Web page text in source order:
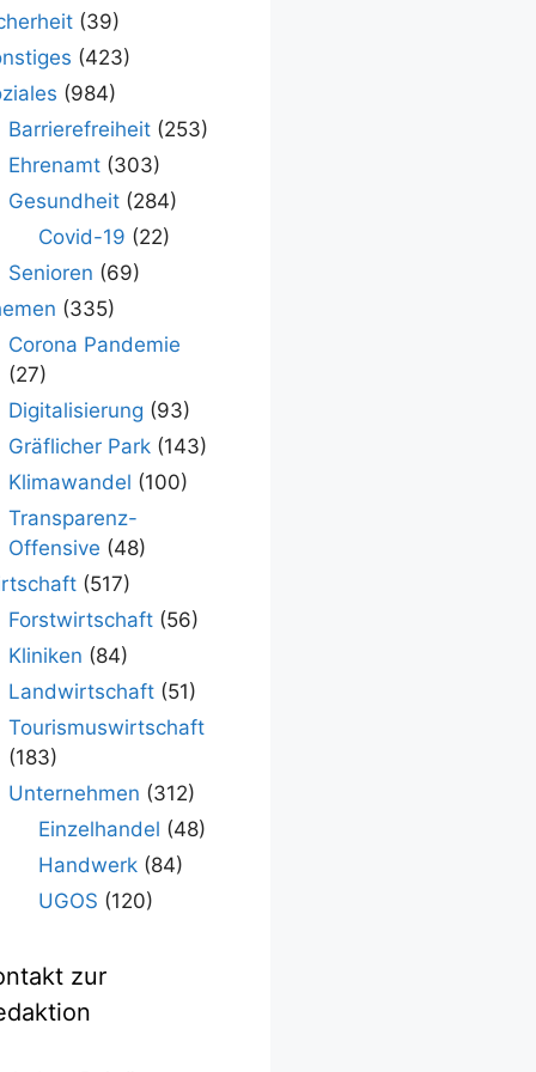
(39)
(423)
(984)
Barrierefreiheit(253)
Ehrenamt(303)
Gesundheit(284)
Covid-19 (22)
Senioren (69)
(335)
Corona Pandemie
(27)
Digitalisierung (93)
Gräflicher Park(143)
Klimawandel (100)
Transparenz-
Offensive (48)
(517)
Forstwirtschaft(56)
Kliniken (84)
Landwirtschaft(51)
Tourismuswirtschaft
(183)
Unternehmen (312)
Einzelhandel (48)
Handwerk (84)
UGOS (120)
zur